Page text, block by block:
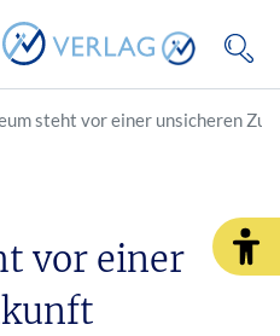
steht vor einer unsicheren
vor einer